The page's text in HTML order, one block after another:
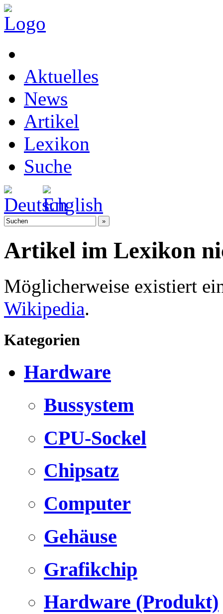
Aktuelles
News
Artikel
Lexikon
Suche
Artikel im Lexikon
Möglicherweise existiert
Wikipedia.
Kategorien
Hardware
Bussystem
CPU-Sockel
Chipsatz
Computer
Gehäuse
Grafikchip
Hardware (Produkt)